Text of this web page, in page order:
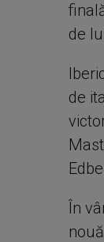
de
de
În